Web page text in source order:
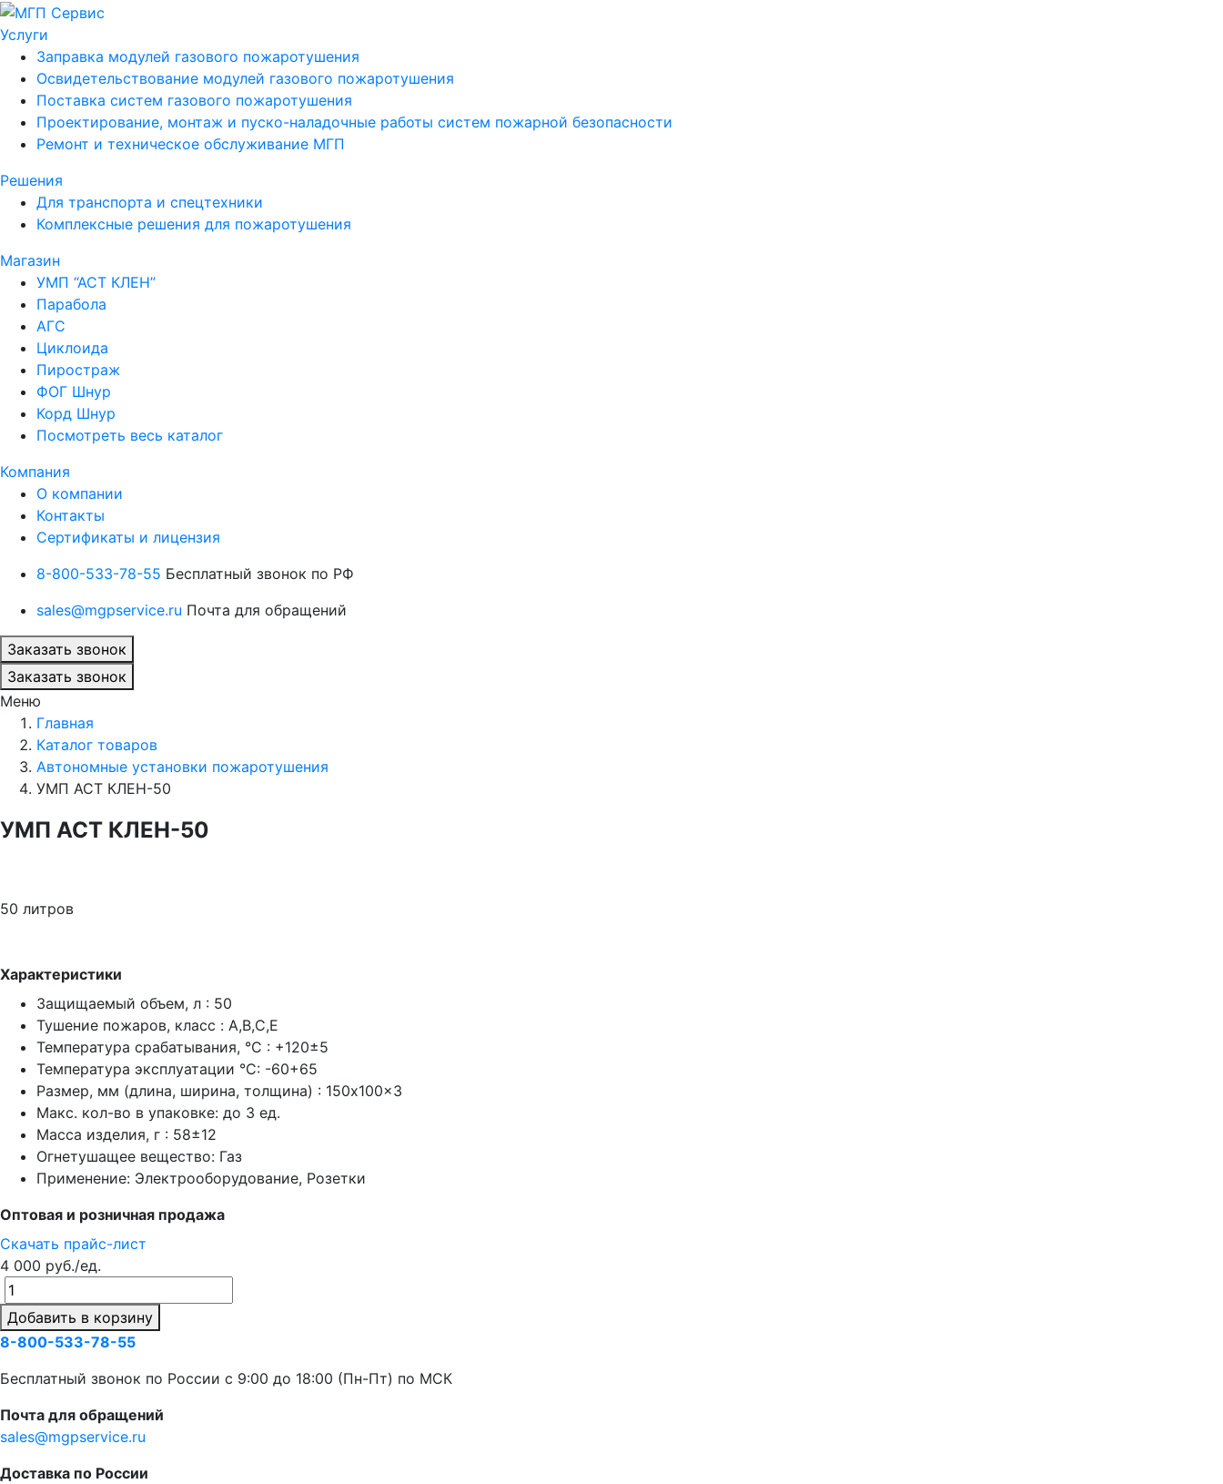
Услуги
Заправка модулей газового пожаротушения
Освидетельствование модулей газового пожаротушения
Поставка систем газового пожаротушения
Проектирование, монтаж и пуско-наладочные работы систем пожарной безопасности
Ремонт и техническое обслуживание МГП
Решения
Для транспорта и спецтехники
Комплексные решения для пожаротушения
Магазин
УМП “АСТ КЛЕН”
Парабола
АГС
Циклоида
Пиростраж
ФОГ Шнур
Корд Шнур
Посмотреть весь каталог
Компания
О компании
Контакты
Сертификаты и лицензия
8-800-533-78-55 Бесплатный звонок по РФ
sales@mgpservice.ru Почта для обращений
Заказать звонок
Заказать звонок
Меню
Главная
Каталог товаров
Автономные установки пожаротушения
УМП АСТ КЛЕН-50
УМП АСТ КЛЕН-50
50 литров
Характеристики
Защищаемый объем, л : 50
Тушение пожаров, класс : A,B,C,E
Температура срабатывания, °C : +120±5
Температура эксплуатации °C: -60+65
Размер, мм (длина, ширина, толщина) : 150x100x3
Макс. кол-во в упаковке: до 3 ед.
Масса изделия, г : 58±12
Огнетушащее вещество: Газ
Применение: Электрооборудование, Розетки
Оптовая и розничная продажа
Скачать прайс-лист
4 000 руб./ед.
Добавить в корзину
8-800-533-78-55
Бесплатный звонок по России c 9:00 до 18:00 (Пн-Пт) по МСК
Почта для обращений
sales@mgpservice.ru
Доставка по России